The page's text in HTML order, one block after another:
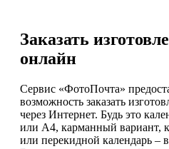
Заказать
онлайн
Сервис «ФотоПочта»
возможность заказать
через Интернет. Будь это
или А4, карманный вариант,
или перекидной календарь –